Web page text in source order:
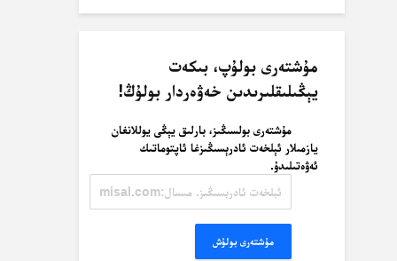
مۇشتەرى بولۇپ، بىكەت
يېڭىلىقلىرىدىن خەۋەردار بولۇڭ!
مۇشتەرى بولسىڭىز، بارلىق يېڭى يوللانغان
يازمىلار ئېلخەت ئادرېسىڭىزغا ئاپتوماتىك
ئەۋەتىلىدۇ.
ئادرېسىڭىز.
مۇشتەرى بولۇش